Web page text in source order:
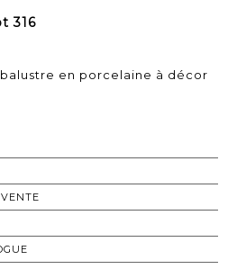
316
en porcelaine à décor